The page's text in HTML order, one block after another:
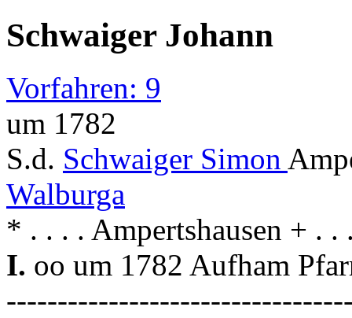
Schwaiger Johann
Vorfahren: 9
um 1782
S.d. Schwaiger Simon
Walburga
* . . . . Ampertshausen + . .
I. oo um 1782 Aufham